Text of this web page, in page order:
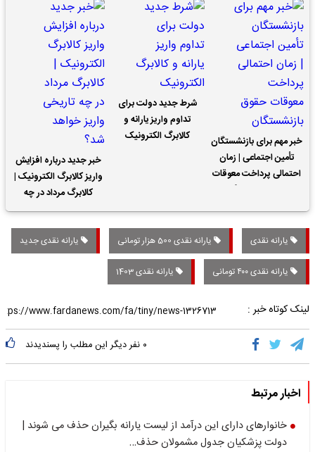
خبر مهم برای بازنشستگان
تأمین اجتماعی | زمان
احتمالی پرداخت معوقات
شرط جدید دولت برای
تداوم واریز یارانه و
کالابرگ الکترونیک
خبر جدید درباره افزایش
واریز کالابرگ الکترونیک |
کالابرگ مرداد در چه
تاریخی واریز خواهد شد؟
یارانه نقدی یارانه نقدی 500 هزار تومانی یارانه نقدی جدید
یارانه نقدی ۴۰۰ تومانی یارانه نقدی 1403
لینک کوتاه خبر :
۰ نفر دیگر این مطلب را پسندیدند
اخبار مرتبط
خانوارهای دارای این درآمد از لیست یارانه بگیران حذف می شوند |
دولت پزشکیان جدول مشمولان حذف…